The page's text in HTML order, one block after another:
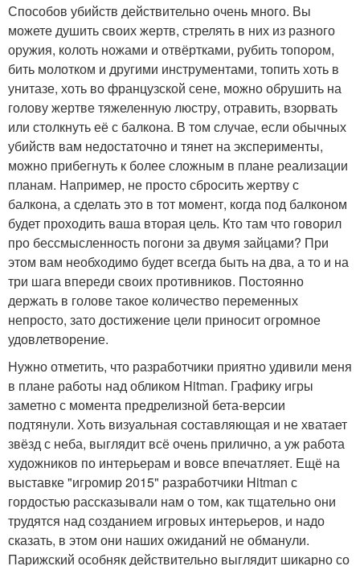
Способов убийств действительно очень много. Вы
можете душить своих жертв, стрелять в них из разного
оружия, колоть ножами и отвёртками, рубить топором,
бить молотком и другими инструментами, топить хоть в
унитазе, хоть во французской сене, можно обрушить на
голову жертве тяжеленную люстру, отравить, взорвать
или столкнуть её с балкона. В том случае, если обычных
убийств вам недостаточно и тянет на эксперименты,
можно прибегнуть к более сложным в плане реализации
планам. Например, не просто сбросить жертву с
балкона, а сделать это в тот момент, когда под балконом
будет проходить ваша вторая цель. Кто там что говорил
про бессмысленность погони за двумя зайцами? При
этом вам необходимо будет всегда быть на два, а то и на
три шага впереди своих противников. Постоянно
держать в голове такое количество переменных
непросто, зато достижение цели приносит огромное
удовлетворение.
Нужно отметить, что разработчики приятно удивили меня
в плане работы над обликом Hitman. Графику игры
заметно с момента предрелизной бета-версии
подтянули. Хоть визуальная составляющая и не хватает
звёзд с неба, выглядит всё очень прилично, а уж работа
художников по интерьерам и вовсе впечатляет. Ещё на
выставке "игромир 2015" разработчики Hitman с
гордостью рассказывали нам о том, как тщательно они
трудятся над созданием игровых интерьеров, и надо
сказать, в этом они наших ожиданий не обманули.
Парижский особняк действительно выглядит шикарно со